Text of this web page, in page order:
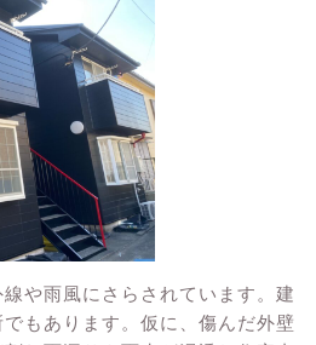
や雨風にさらされています。建
もあります。仮に、傷んだ外壁